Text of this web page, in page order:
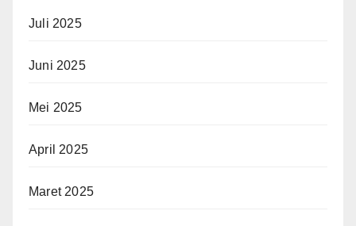
Juli 2025
Juni 2025
Mei 2025
April 2025
Maret 2025